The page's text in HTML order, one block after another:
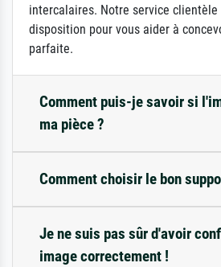
intercalaires. Notre service clientèle
disposition pour vous aider à
parfaite.
Comment puis-je savoir si
ma pièce ?
Comment choisir le bon
Je ne suis pas sûr d'avoir
image correctement !